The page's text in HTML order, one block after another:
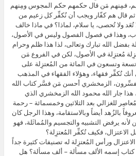
فمِنهم مَن قال حكمهم حكم المجوس ومِنهم
قال هم كفّار ويجب أن نُكفِّر كل زعيم من
ولا تُحصى، يا سلام، لماذا؟ في ماذا خالف
وهذا في فصول الفصول وليس في الأصول،
الله تبارك وتعالى، لذا هذا ظلم وحرام
مُعتزِلة في الأصول، لكن في الفروع مَن
وتسعون في المائة من المُعتزِلة على
تُكفِّر فقهاء، وهؤلاء الفقهاء في المذهب
الزمخشري أحسن مَن فسَّر كتاب الله
هذا جار الله محمود الله الزمخشري الذي
للغزالي بعد الثلاثين وخمسمائة – رحمة
بالزُهد أيضاً وبالاستقامة، وهذا الرجل كان
لأنه يرفض التشبيه والتجسيم والمُماثَلة، فهو
فكيف تُكفِّر المُعتزِلة؟
ورأس المُعتزِلة له تصنيفات كثيرة جداً
كتاب إسمه الألف مسألة – ألف مسألة؟ هل